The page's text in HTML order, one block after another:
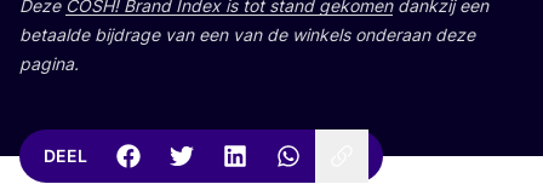
Deze COSH! Brand Index is tot stand geko­mendank­zij een
betaal­de bij­dra­ge van een van de win­kels onder­aan deze
pagina.
DEEL